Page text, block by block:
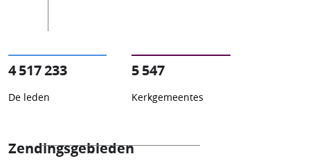
4 517 233
De leden
5 547
Kerkgemeentes
Zendingsgebieden